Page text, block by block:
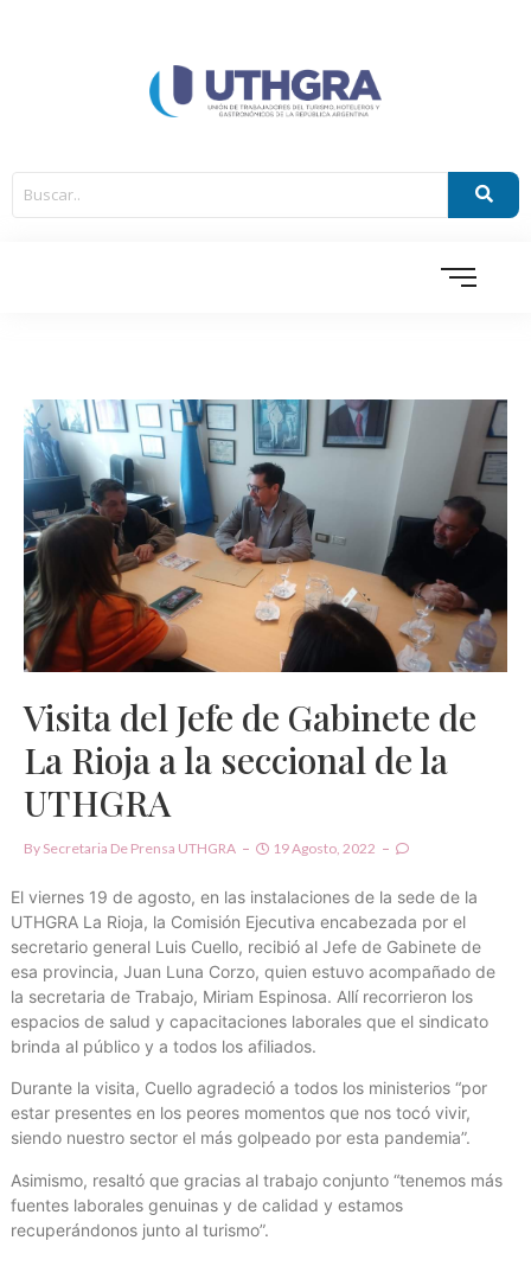
Visita del Jefe de Gabinete de
La Rioja a la seccional de la
UTHGRA
By Secretaria De Prensa UTHGRA 19 Agosto, 2022
El viernes 19 de agosto, en las instalaciones de la sede de la
UTHGRA La Rioja, la Comisión Ejecutiva encabezada por el
secretario general Luis Cuello, recibió al Jefe de Gabinete de
esa provincia, Juan Luna Corzo, quien estuvo acompañado de
la secretaria de Trabajo, Miriam Espinosa. Allí recorrieron los
espacios de salud y capacitaciones laborales que el sindicato
brinda al público y a todos los afiliados.
Durante la visita, Cuello agradeció a todos los ministerios “por
estar presentes en los peores momentos que nos tocó vivir,
siendo nuestro sector el más golpeado por esta pandemia”.
Asimismo, resaltó que gracias al trabajo conjunto “tenemos más
fuentes laborales genuinas y de calidad y estamos
recuperándonos junto al turismo”.